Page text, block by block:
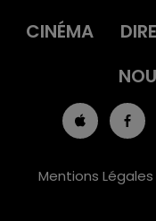
CINÉMA
Mentions Légales